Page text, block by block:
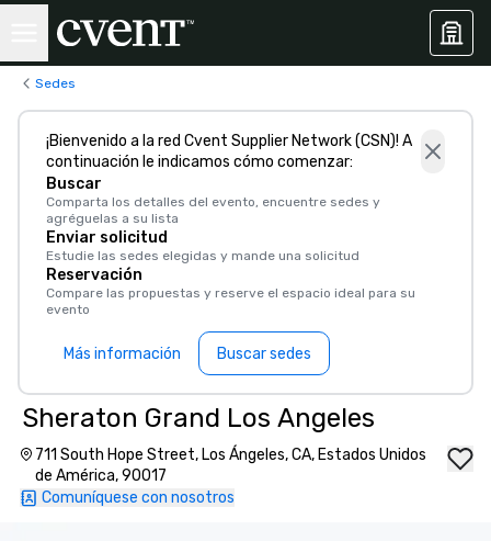
Sedes
¡Bienvenido a la red Cvent Supplier Network (CSN)! A
continuación le indicamos cómo comenzar:
Buscar
Comparta los detalles del evento, encuentre sedes y
agréguelas a su lista
Enviar solicitud
Estudie las sedes elegidas y mande una solicitud
Reservación
Compare las propuestas y reserve el espacio ideal para su
evento
Más información Buscar sedes
Sheraton Grand Los Angeles
711 South Hope Street, Los Ángeles, CA, Estados Unidos
de América, 90017
Comuníquese con nosotros